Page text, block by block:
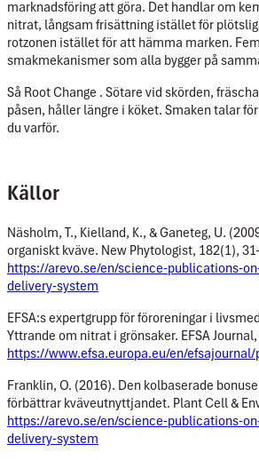
marknadsföring att göra. Det handlar om
nitrat, långsam frisättning istället för
rotzonen istället för att hämma marken.
smakmekanismer som alla bygger på
Så Root Change . Sötare vid skörden,
påsen, håller längre i köket. Smaken talar
du varför.
Källor
Näsholm, T., Kielland, K., & Ganeteg, U.
organiskt kväve. New Phytologist, 182(1),
https://arevo.se/en/science-publications-
delivery-system
EFSA:s expertgrupp för föroreningar i
Yttrande om nitrat i grönsaker. EFSA
https://www.efsa.europa.eu/en/
Franklin, O. (2016). Den kolbaserade
förbättrar kväveutnyttjandet. Plant Cell &
https://arevo.se/en/science-publications-
delivery-system